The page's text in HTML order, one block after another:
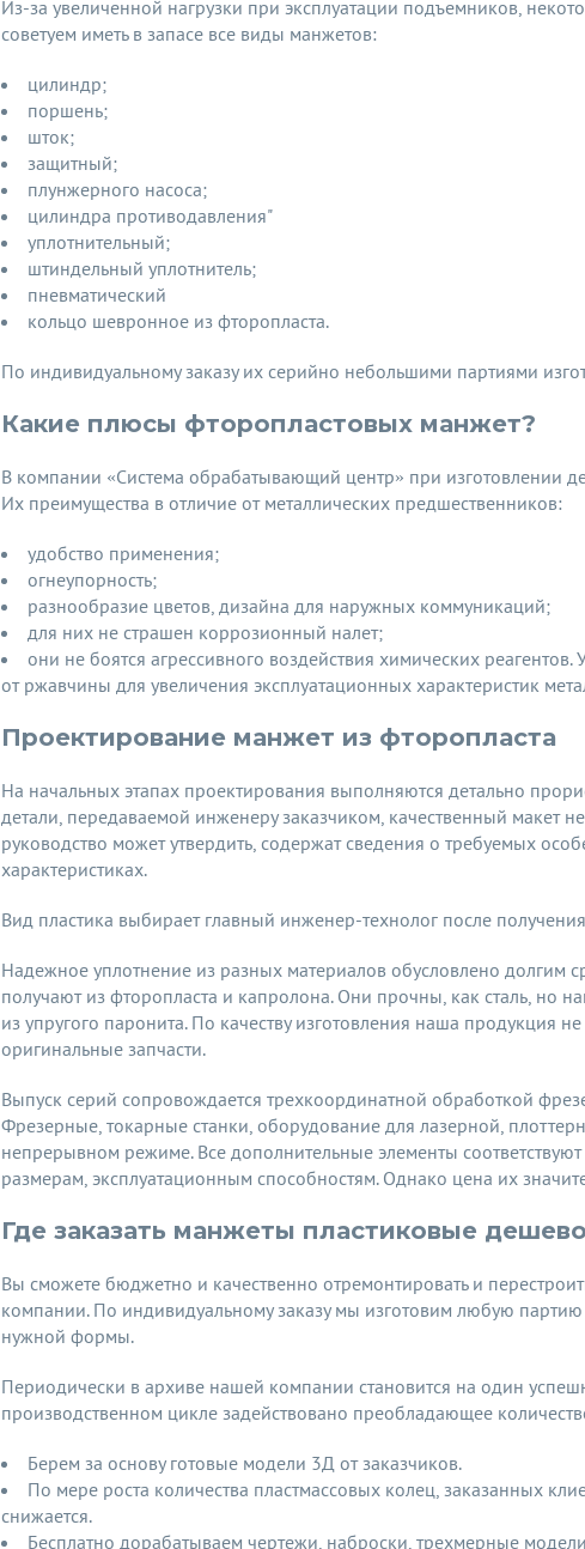
Из-за увеличенной нагрузки при эксплуатации подъемников,
советуем иметь в запасе все виды манжетов:
цилиндр;
поршень;
шток;
защитный;
плунжерного насоса;
цилиндра противодавления"
уплотнительный;
штиндельный уплотнитель;
пневматический
кольцо шевронное из фторопласта.
По индивидуальному заказу их серийно небольшими партиями
Какие плюсы фторопластовых манжет?
В компании «Система обрабатывающий центр» при изготовлении
Их преимущества в отличие от металлических предшественников:
удобство применения;
огнеупорность;
разнообразие цветов, дизайна для наружных коммуникаций;
для них не страшен коррозионный налет;
они не боятся агрессивного воздействия химических
от ржавчины для увеличения эксплуатационных характеристик
Проектирование манжет из фторопласта
На начальных этапах проектирования выполняются детально
детали, передаваемой инженеру заказчиком, качественный макет
руководство может утвердить, содержат сведения о требуемых
характеристиках.
Вид пластика выбирает главный инженер-технолог после
Надежное уплотнение из разных материалов обусловлено долгим
получают из фторопласта и капролона. Они прочны, как сталь, но
из упругого паронита. По качеству изготовления наша продукция
оригинальные запчасти.
Выпуск серий сопровождается трехкоординатной обработкой
Фрезерные, токарные станки, оборудование для лазерной,
непрерывном режиме. Все дополнительные элементы
размерам, эксплуатационным способностям. Однако цена их
Где заказать манжеты пластиковые
Вы сможете бюджетно и качественно отремонтировать и
компании. По индивидуальному заказу мы изготовим любую
нужной формы.
Периодически в архиве нашей компании становится на один
производственном цикле задействовано преобладающее
Берем за основу готовые модели 3Д от заказчиков.
По мере роста количества пластмассовых колец, заказанных
снижается.
Бесплатно дорабатываем чертежи, наброски, трехмерные